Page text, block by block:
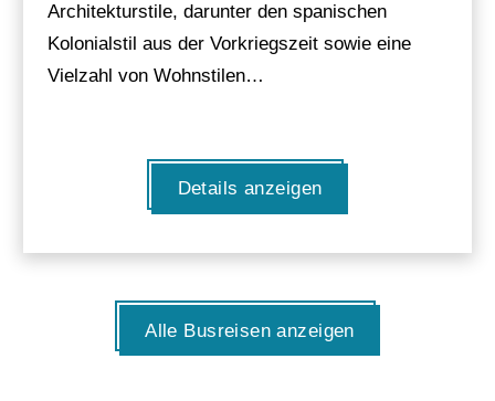
Architekturstile, darunter den spanischen
Kolonialstil aus der Vorkriegszeit sowie eine
Vielzahl von Wohnstilen…
Details anzeigen
Alle Busreisen anzeigen